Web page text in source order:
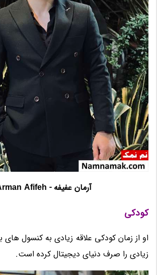
آرمان عفیفه - Arman Afifeh
کودکی
او از زمان کودکی علاقه زیادی به کنسول های
زیادی را صرف دنیای دیجیتال کرده است.